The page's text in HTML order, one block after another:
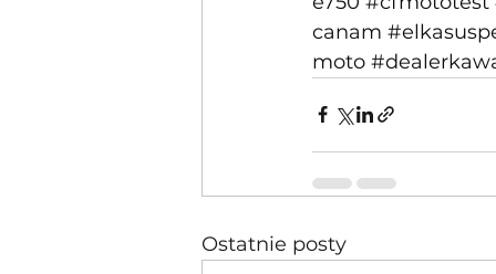
canam
moto
Ostatnie posty